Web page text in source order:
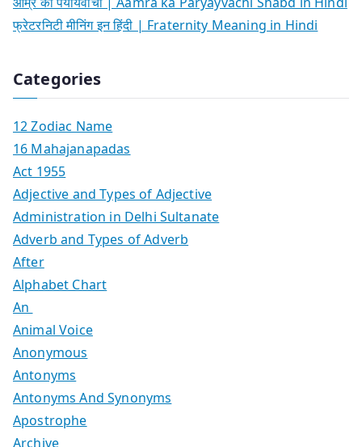
फ्रेटरनिटी मीनिंग इन हिंदी | Fraternity Meaning in Hindi
Categories
12 Zodiac Name
16 Mahajanapadas
Act 1955
Adjective and Types of Adjective
Administration in Delhi Sultanate
Adverb and Types of Adverb
After
Alphabet Chart
An
Animal Voice
Anonymous
Antonyms
Antonyms And Synonyms
Apostrophe
Archive